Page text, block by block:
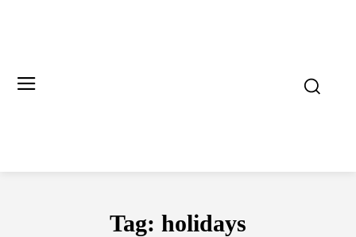
Tag: holidays